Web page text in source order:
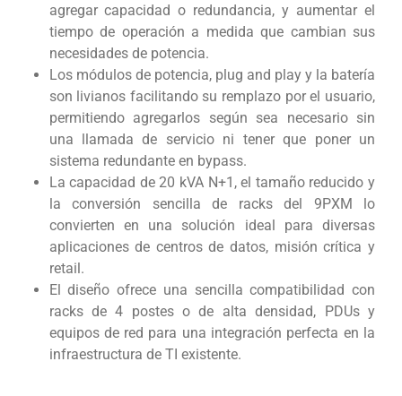
agregar capacidad o redundancia, y aumentar el
tiempo de operación a medida que cambian sus
necesidades de potencia.
Los módulos de potencia, plug and play y la batería
son livianos facilitando su remplazo por el usuario,
permitiendo agregarlos según sea necesario sin
una llamada de servicio ni tener que poner un
sistema redundante en bypass.
La capacidad de 20 kVA N+1, el tamaño reducido y
la conversión sencilla de racks del 9PXM lo
convierten en una solución ideal para diversas
aplicaciones de centros de datos, misión crítica y
retail.
El diseño ofrece una sencilla compatibilidad con
racks de 4 postes o de alta densidad, PDUs y
equipos de red para una integración perfecta en la
infraestructura de TI existente.